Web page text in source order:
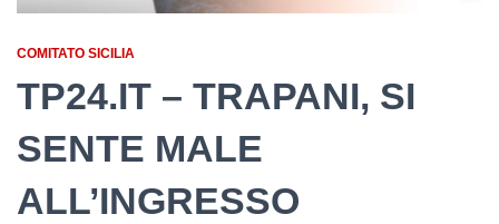
COMITATO SICILIA
TP24.IT – TRAPANI, SI
SENTE MALE
ALL’INGRESSO